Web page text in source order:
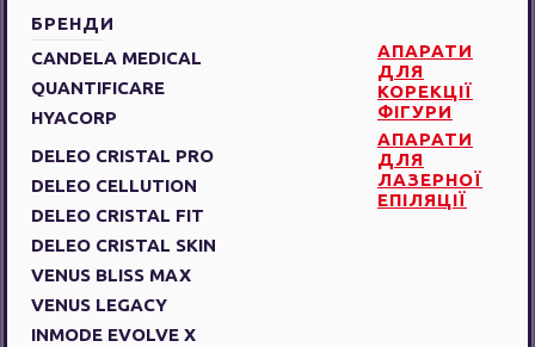
БРЕНДИ
CANDELA MEDICAL
QUANTIFICARE
HYACORP
АПАРАТИ
ДЛЯ
КОРЕКЦІЇ
ФІГУРИ
DELEO CRISTAL PRO
DELEO CELLUTION
DELEO CRISTAL FIT
DELEO CRISTAL SKIN
VENUS BLISS MAX
VENUS LEGACY
INMODE EVOLVE X
АПАРАТИ
ДЛЯ
ЛАЗЕРНОЇ
ЕПІЛЯЦІЇ